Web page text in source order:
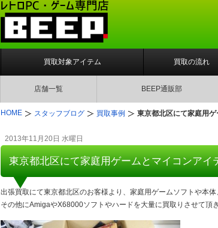
買取対象アイテム 買取の流れ
店舗一覧 BEEP通販部
HOME スタッフブログ 買取事例 東京都北区にて家庭用
2013年11月20日 水曜日
東京都北区にて家庭用ゲームとマイコンアイ
出張買取にて東京都北区のお客様より、家庭用ゲームソフトや本体
その他にAmigaやX68000ソフトやハードを大量に買取りさせて頂き